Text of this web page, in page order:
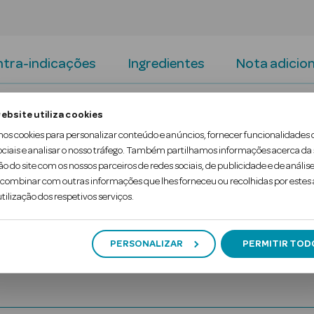
utiliza cookies
cookies para personalizar conteúdo e anúncios, fornecer funcionalidades
e analisar o nosso tráfego. Também partilhamos informações acerca da
do site com os nossos parceiros de redes sociais, de publicidade e de
com outras informações que lhes forneceu ou recolhidas por estes
dos respetivos serviços.
PERSONALIZAR PERMITIR
indicações Ingredientes Nota
pó com colagénio, magnésio e vitamina C.
e apoia a saúde das cartilagens.